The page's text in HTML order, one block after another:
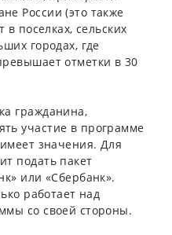
России (это также
в поселках, сельских
городах, где
отметки в 30
гражданина,
участие в программе
значения. Для
подать пакет
или «Сбербанк».
работает над
со своей стороны.